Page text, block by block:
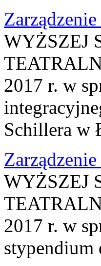
WYŻSZEJ
2017 r. w
Schillera w
WYŻSZEJ
2017 r. w
stypendium